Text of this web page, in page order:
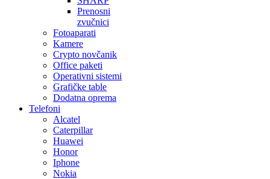
Prenosni
zvučnici
Fotoaparati
Kamere
Crypto novčanik
Office paketi
Operativni sistemi
Grafičke table
Dodatna oprema
Telefoni
Alcatel
Caterpillar
Huawei
Honor
Iphone
Nokia